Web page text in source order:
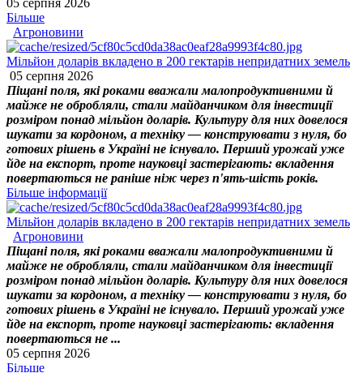
05 серпня 2026
Більше
Агроновини
Мільйон доларів вкладено в 200 гектарів непридатних земель
05 серпня 2026
Піщані поля, які роками вважали малопродуктивними й
майже не обробляли, стали майданчиком для інвестиції
розміром понад мільйон доларів. Культуру для них довелося
шукати за кордоном, а техніку — конструювати з нуля, бо
готових рішень в Україні не існувало. Перший урожай уже
йде на експорт, проте науковці застерігають: вкладення
повертаються не раніше ніж через п'ять-шість років.
Більше інформації
Мільйон доларів вкладено в 200 гектарів непридатних земель
Агроновини
Піщані поля, які роками вважали малопродуктивними й
майже не обробляли, стали майданчиком для інвестиції
розміром понад мільйон доларів. Культуру для них довелося
шукати за кордоном, а техніку — конструювати з нуля, бо
готових рішень в Україні не існувало. Перший урожай уже
йде на експорт, проте науковці застерігають: вкладення
повертаються не ...
05 серпня 2026
Більше